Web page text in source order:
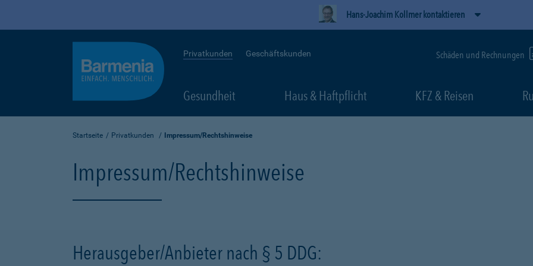
Hans-Joachim Kollmer kontaktieren
Privatkunden Geschäftskunden Schäden und Rechnungen
Gesundheit Haus & Haftpflicht KFZ & Reisen
Startseite Privatkunden Impressum/Rechtshinweise
Impressum/Rechtshinweise
Herausgeber/Anbieter nach § 5 DDG: